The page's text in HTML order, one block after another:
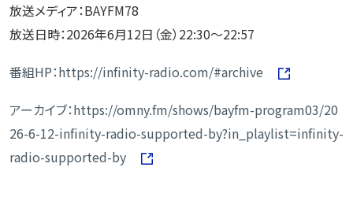
放送メディア：BAYFM78
放送日時：2026年6月12日（金）22:30～22:57
番組HP：https://infinity-radio.com/#archive
アーカイブ：https://omny.fm/shows/bayfm-program03/20
26-6-12-infinity-radio-supported-by?in_playlist=infinity-
radio-supported-by